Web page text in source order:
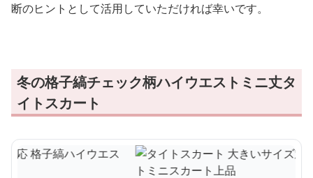
断のヒントとして活用していただければ幸いです。
冬の格子縞チェック柄ハイウエストミニ丈タ
イトスカート